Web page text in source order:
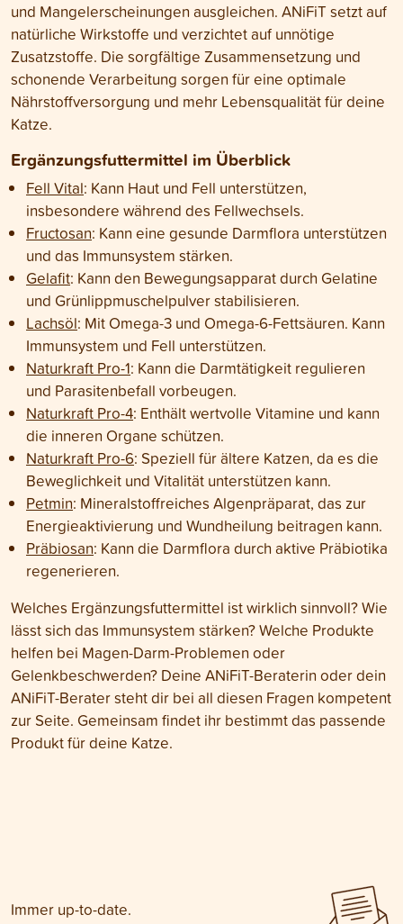
und Mangelerscheinungen ausgleichen. ANiFiT setzt auf
natürliche Wirkstoffe und verzichtet auf unnötige
Zusatzstoffe. Die sorgfältige Zusammensetzung und
schonende Verarbeitung sorgen für eine optimale
Nährstoffversorgung und mehr Lebensqualität für deine
Katze.
Ergänzungsfuttermittel im Überblick
Fell Vital: Kann Haut und Fell unterstützen,
insbesondere während des Fellwechsels.
Fructosan: Kann eine gesunde Darmflora unterstützen
und das Immunsystem stärken.
Gelafit: Kann den Bewegungsapparat durch Gelatine
und Grünlippmuschelpulver stabilisieren.
Lachsöl: Mit Omega-3 und Omega-6-Fettsäuren. Kann
Immunsystem und Fell unterstützen.
Naturkraft Pro-1: Kann die Darmtätigkeit regulieren
und Parasitenbefall vorbeugen.
Naturkraft Pro-4: Enthält wertvolle Vitamine und kann
die inneren Organe schützen.
Naturkraft Pro-6: Speziell für ältere Katzen, da es die
Beweglichkeit und Vitalität unterstützen kann.
Petmin: Mineralstoffreiches Algenpräparat, das zur
Energieaktivierung und Wundheilung beitragen kann.
Präbiosan: Kann die Darmflora durch aktive Präbiotika
regenerieren.
Welches Ergänzungsfuttermittel ist wirklich sinnvoll? Wie
lässt sich das Immunsystem stärken? Welche Produkte
helfen bei Magen-Darm-Problemen oder
Gelenkbeschwerden? Deine ANiFiT-Beraterin oder dein
ANiFiT-Berater steht dir bei all diesen Fragen kompetent
zur Seite. Gemeinsam findet ihr bestimmt das passende
Produkt für deine Katze.
Immer up-to-date.